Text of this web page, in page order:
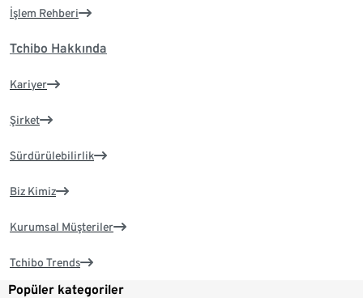
İşlem Rehberi
Tchibo Hakkında
Kariyer
Şirket
Sürdürülebilirlik
Biz Kimiz
Kurumsal Müşteriler
Tchibo Trends
Popüler kategoriler